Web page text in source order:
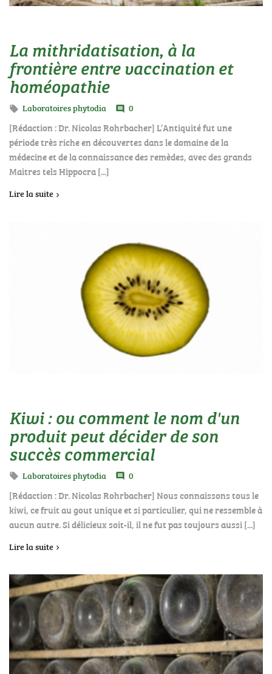
La mithridatisation, à la
frontière entre vaccination et
homéopathie
 Laboratoires phytodia comment 0
[Rédaction : Dr. Nicolas Rohrbacher] L’Antiquité fut une
période très riche en découvertes dans le domaine de la
médecine et de la connaissance des remèdes, avec des grands
Maitres tels Hippocra [...]
Lire la suite
Kiwi : ou comment le nom d'un
produit peut décider de son
succès commercial
 Laboratoires phytodia comment 0
[Rédaction : Dr. Nicolas Rohrbacher] Nous connaissons tous le
kiwi, ce fruit au gout unique et si particulier, qui ne ressemble à
aucun autre. Si délicieux soit-il, il ne fut pas toujours aussi [...]
Lire la suite